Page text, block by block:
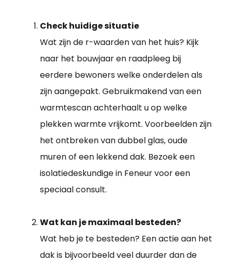
Check huidige situatie
Wat zijn de r-waarden van het huis? Kijk
naar het bouwjaar en raadpleeg bij
eerdere bewoners welke onderdelen als
zijn aangepakt. Gebruikmakend van een
warmtescan achterhaalt u op welke
plekken warmte vrijkomt. Voorbeelden zijn
het ontbreken van dubbel glas, oude
muren of een lekkend dak. Bezoek een
isolatiedeskundige in Feneur voor een
speciaal consult.
Wat kan je maximaal besteden?
Wat heb je te besteden? Een actie aan het
dak is bijvoorbeeld veel duurder dan de